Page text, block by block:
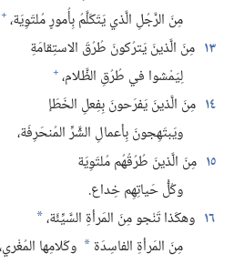
مِنَ الرَّجُلِ الَّذي يَتَكَلَّمُ بِأُمورٍ مُلتَوِيَة،‏ +
١٣ مِنَ الَّذينَ يَترُكونَ طُرُقَ الاستِقامَةِ
لِيَمْشوا في طُرُقِ الظَّلام،‏ +
١٤ مِنَ الَّذينَ يَفرَحونَ بِفِعلِ الخَطَإ
ويَبتَهِجونَ بِأعمالِ الشَّرِّ المُنحَرِفَة،‏
١٥ مِنَ الَّذينَ طُرُقُهُم مُلتَوِيَة
وكُلُّ حَياتِهِم خِداع.‏
١٦ وهكَذا تَنْجو مِنَ المَرأةِ السَّيِّئَة،‏*
مِنَ المَرأةِ الفاسِدَة * وكَلامِها المُغْري،‏